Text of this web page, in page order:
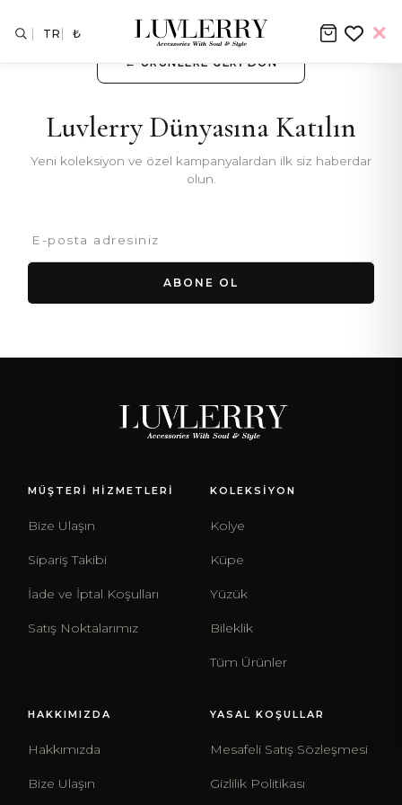
← ÜRÜNLERE GERI DÖN
Luvlerry Dünyasına Katılın
Yeni koleksiyon ve özel kampanyalardan ilk siz haberdar
olun.
ABONE OL
MÜŞTERİ HİZMETLERİ
Bize Ulaşın
Sipariş Takibi
İade ve İptal Koşulları
Satış Noktalarımız
KOLEKSİYON
Kolye
Küpe
Yüzük
Bileklik
Tüm Ürünler
HAKKIMIZDA
Hakkımızda
Bize Ulaşın
YASAL KOŞULLAR
Mesafeli Satış Sözleşmesi
Gizlilik Politikası
TR ₺